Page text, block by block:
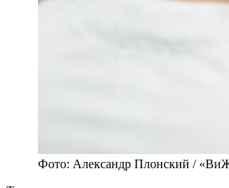
Фото: Александр Плонский /